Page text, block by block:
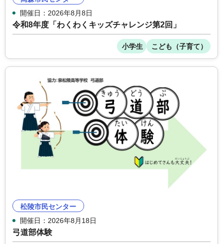
開催日：2026年8月8日
令和8年度「わくわくキッズチャレンジ第2回」
小学生 こども（子育て）
松陵市民センター
開催日：2026年8月18日
弓道部体験